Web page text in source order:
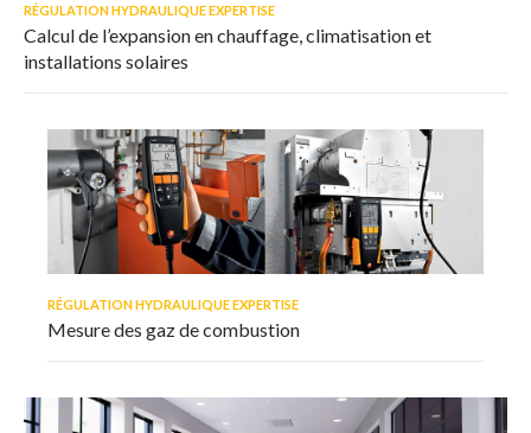
RÉGULATION HYDRAULIQUE EXPERTISE
Calcul de l’expansion en chauffage, climatisation et
installations solaires
RÉGULATION HYDRAULIQUE EXPERTISE
Mesure des gaz de combustion